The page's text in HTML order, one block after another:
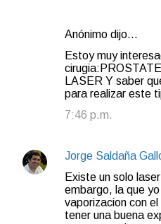
Anónimo dijo…
Estoy muy
LASER Y saber
para realizar este
7:46 p.m.
Jorge Saldaña
Existe un solo
embargo, la que
vaporizacion con
tener una buena